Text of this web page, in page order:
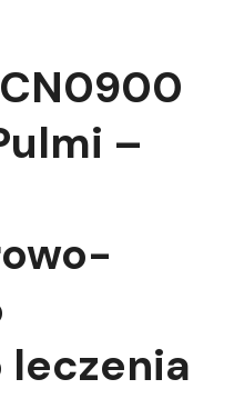
–
leczenia